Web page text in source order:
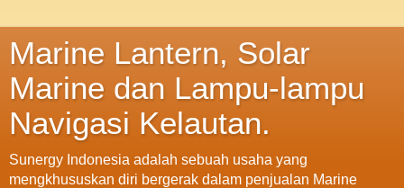
Marine Lantern, Solar
Marine dan Lampu-lampu
Navigasi Kelautan.
Sunergy Indonesia adalah sebuah usaha yang
mengkhususkan diri bergerak dalam penjualan Marine